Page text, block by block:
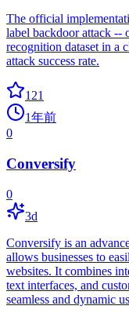
The official
label backdoor attack --
recognition dataset in a
attack success rate.
121
1年前
0
Conversify
0
3d
Conversify is an
allows businesses to
websites. It combines
text interfaces, and
seamless and dynamic